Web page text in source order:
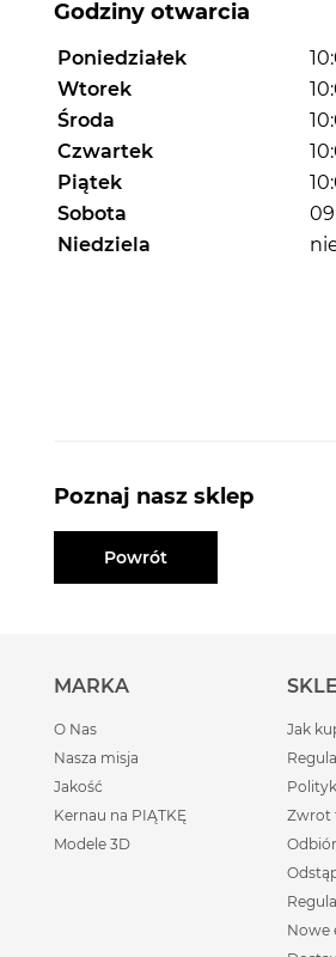
Godziny otwarcia
Poniedziałek
Wtorek
Środa
Czwartek
Piątek
Sobota
Niedziela
Poznaj nasz sklep
Powrót
MARKA
O Nas
Nasza misja
Jakość
Kernau na PIĄTKĘ
Modele 3D
Jak
Zwrot
Nowe